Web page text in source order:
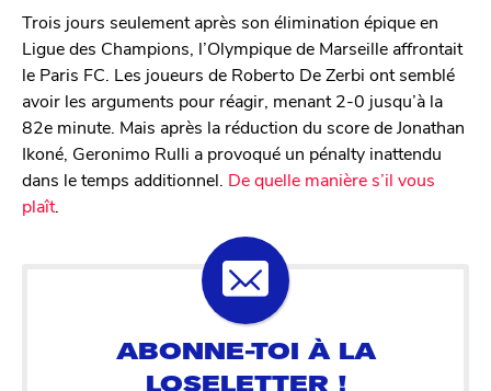
Trois jours seulement après son élimination épique en
Ligue des Champions, l’Olympique de Marseille affrontait
le Paris FC. Les joueurs de Roberto De Zerbi ont semblé
avoir les arguments pour réagir, menant 2-0 jusqu’à la
82e minute. Mais après la réduction du score de Jonathan
Ikoné, Geronimo Rulli a provoqué un pénalty inattendu
dans le temps additionnel. De quelle manière s’il vous
plaît.